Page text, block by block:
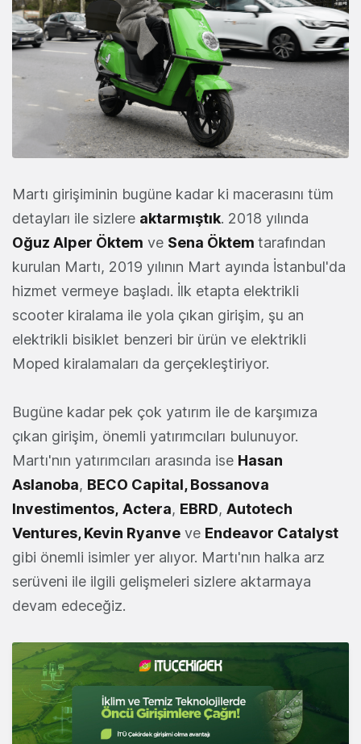
Martı girişiminin bugüne kadar ki macerasını tüm
detayları ile sizlere aktarmıştık. 2018 yılında
Oğuz Alper Öktem ve Sena Öktem tarafından
kurulan Martı, 2019 yılının Mart ayında İstanbul'da
hizmet vermeye başladı. İlk etapta elektrikli
scooter kiralama ile yola çıkan girişim, şu an
elektrikli bisiklet benzeri bir ürün ve elektrikli
Moped kiralamaları da gerçekleştiriyor.
Bugüne kadar pek çok yatırım ile de karşımıza
çıkan girişim, önemli yatırımcıları bulunuyor.
Martı'nın yatırımcıları arasında ise Hasan
Aslanoba, BECO Capital, Bossanova
Investimentos, Actera, EBRD, Autotech
Ventures, Kevin Ryanve ve Endeavor Catalyst
gibi önemli isimler yer alıyor. Martı'nın halka arz
serüveni ile ilgili gelişmeleri sizlere aktarmaya
devam edeceğiz.